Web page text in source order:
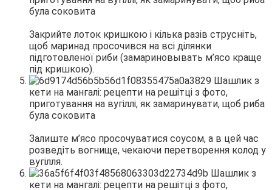
Закрийте лоток кришкою і кілька разів струсніть,
щоб маринад просочився на всі ділянки
підготовленої риби (замариновывать м’ясо краще
під кришкою).
Залиште м’ясо просочуватися соусом, а в цей час
розведіть вогнище, чекаючи перетворення колод у
вугілля.